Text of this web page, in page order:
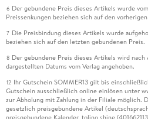
6 Der gebundene Preis dieses Artikels wurde
Preissenkungen beziehen sich auf den
7 Die Preisbindung dieses Artikels wurde
beziehen sich auf den letzten gebundenen Preis.
8 Der gebundene Preis dieses Artikels wird
dargestellten Datums vom Verlag angehoben.
12 Ihr Gutschein SOMMER13 gilt bis
Gutschein ausschließlich online einlösen unter
zur Abholung mit Zahlung in der Filiale möglich.
gesetzlich preisgebundene Artikel
preisgebundene Kalender, tolino shine